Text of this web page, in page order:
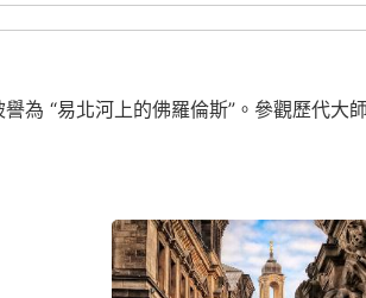
為 “易北河上的佛羅倫斯”。參觀歷代